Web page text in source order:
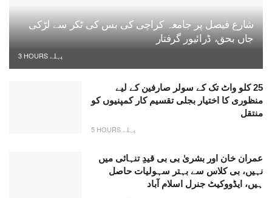
شارع فیصل پر جامعہ کراچی کی بس کی ٹکر سے لڑکی
جاں بحق، ڈرائیور گرفتار
3 HOURS پہلے
25 کلو واٹ تک کے سولر صارفین کے لیے
منظوری کا اختیار بجلی تقسیم کار کمپنیوں کو
منتقل
5 HOURS پہلے
عمران خان اور بشریٰ بی بی قیدِ تنہائی میں
نہیں، بی کلاس سے بہتر سہولیات حاصل
ہیں، ایڈووکیٹ جنرل اسلام آباد